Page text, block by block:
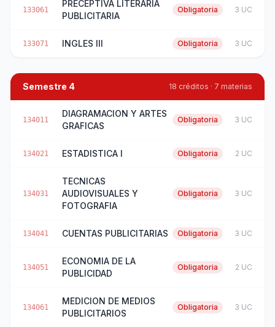
133061
PRECEPTIVA LITERARIA
PUBLICITARIA
Obligatoria 3 UC
133071 INGLES III Obligatoria 3 UC
Semestre 4 18 créditos · 7 materias
134011
DIAGRAMACION Y ARTES
GRAFICAS
Obligatoria 3 UC
134021 ESTADISTICA I Obligatoria 2 UC
134031
TECNICAS
AUDIOVISUALES Y
FOTOGRAFIA
Obligatoria 3 UC
134041 CUENTAS PUBLICITARIAS Obligatoria 3 UC
134051
ECONOMIA DE LA
PUBLICIDAD
Obligatoria 2 UC
134061
MEDICION DE MEDIOS
PUBLICITARIOS
Obligatoria 3 UC